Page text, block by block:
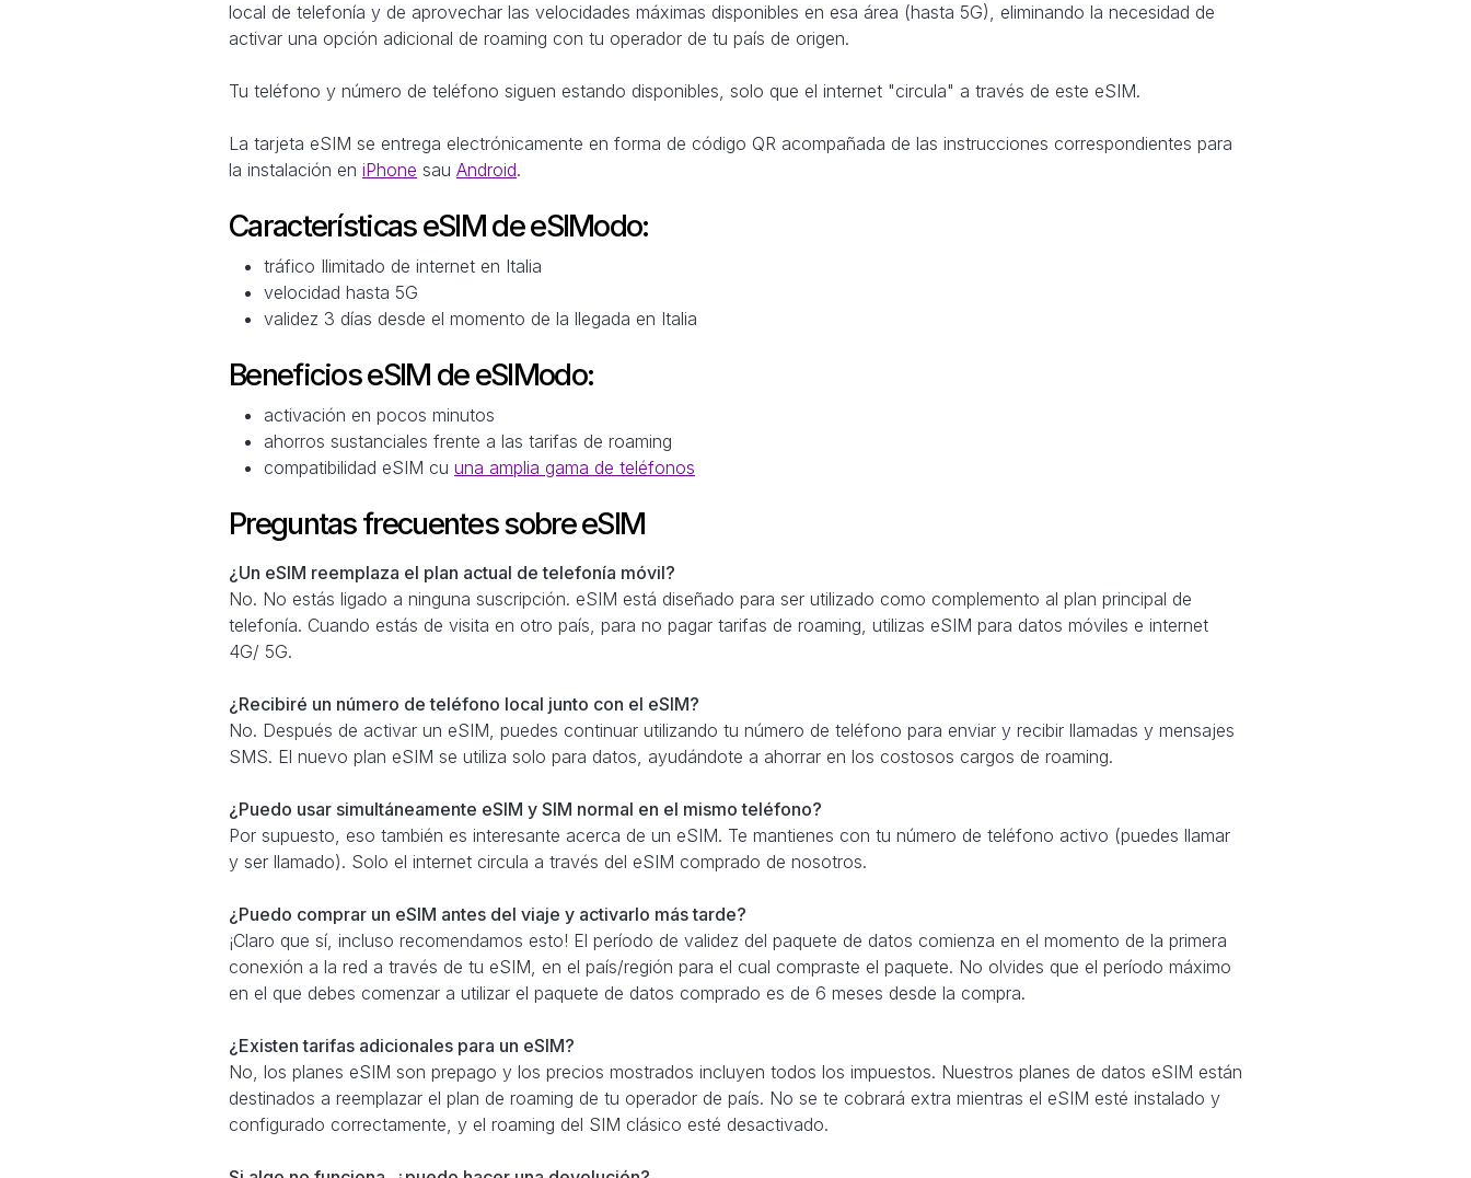
local de telefonía y de aprovechar las velocidades máximas disponibles en esa área (hasta 5G), eliminando la necesidad de
activar una opción adicional de roaming con tu operador de tu país de origen.
Tu teléfono y número de teléfono siguen estando disponibles, solo que el internet "circula" a través de este eSIM.
La tarjeta eSIM se entrega electrónicamente en forma de código QR acompañada de las instrucciones correspondientes para
la instalación en iPhone sau Android.
Características eSIM de eSIModo:
tráfico Ilimitado de internet en Italia
velocidad hasta 5G
validez 3 días desde el momento de la llegada en Italia
Beneficios eSIM de eSIModo:
activación en pocos minutos
ahorros sustanciales frente a las tarifas de roaming
compatibilidad eSIM cu una amplia gama de teléfonos
Preguntas frecuentes sobre eSIM
¿Un eSIM reemplaza el plan actual de telefonía móvil?
No. No estás ligado a ninguna suscripción. eSIM está diseñado para ser utilizado como complemento al plan principal de
telefonía. Cuando estás de visita en otro país, para no pagar tarifas de roaming, utilizas eSIM para datos móviles e internet
4G/ 5G.
¿Recibiré un número de teléfono local junto con el eSIM?
No. Después de activar un eSIM, puedes continuar utilizando tu número de teléfono para enviar y recibir llamadas y mensajes
SMS. El nuevo plan eSIM se utiliza solo para datos, ayudándote a ahorrar en los costosos cargos de roaming.
¿Puedo usar simultáneamente eSIM y SIM normal en el mismo teléfono?
Por supuesto, eso también es interesante acerca de un eSIM. Te mantienes con tu número de teléfono activo (puedes llamar
y ser llamado). Solo el internet circula a través del eSIM comprado de nosotros.
¿Puedo comprar un eSIM antes del viaje y activarlo más tarde?
¡Claro que sí, incluso recomendamos esto! El período de validez del paquete de datos comienza en el momento de la primera
conexión a la red a través de tu eSIM, en el país/región para el cual compraste el paquete. No olvides que el período máximo
en el que debes comenzar a utilizar el paquete de datos comprado es de 6 meses desde la compra.
¿Existen tarifas adicionales para un eSIM?
No, los planes eSIM son prepago y los precios mostrados incluyen todos los impuestos. Nuestros planes de datos eSIM están
destinados a reemplazar el plan de roaming de tu operador de país. No se te cobrará extra mientras el eSIM esté instalado y
configurado correctamente, y el roaming del SIM clásico esté desactivado.